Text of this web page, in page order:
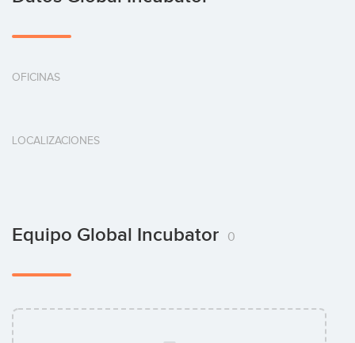
OFICINAS
LOCALIZACIONES
Equipo Global Incubator 0